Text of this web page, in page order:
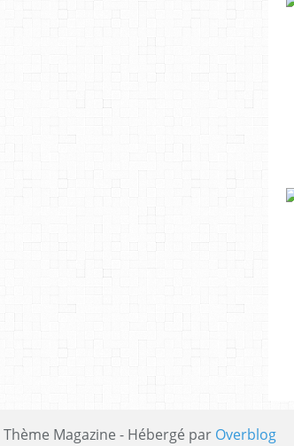
Thème Magazine - Hébergé par Overblog